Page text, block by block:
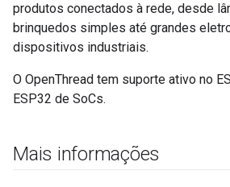
produtos conectados à rede, desde
brinquedos simples até grandes
dispositivos industriais.
O OpenThread tem suporte ativo no
ESP32 de SoCs.
Mais informações